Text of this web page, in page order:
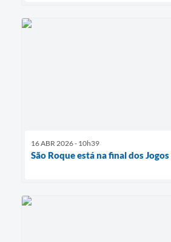
16 ABR 2026 - 10h39
São Roque está na final dos